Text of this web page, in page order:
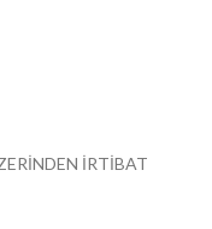
İRTİBAT